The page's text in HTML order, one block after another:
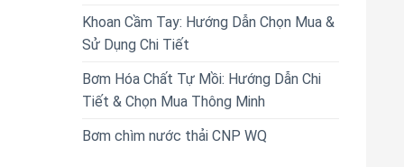
Khoan Cầm Tay: Hướng Dẫn Chọn Mua &
Sử Dụng Chi Tiết
Bơm Hóa Chất Tự Mồi: Hướng Dẫn Chi
Tiết & Chọn Mua Thông Minh
Bơm chìm nước thải CNP WQ